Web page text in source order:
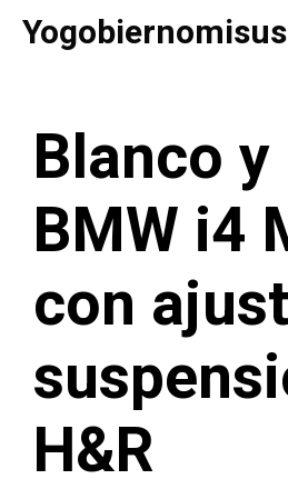
Saltar
Blanco
BMW i4
con
H&R